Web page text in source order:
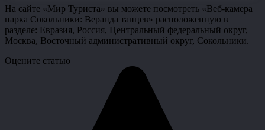
На сайте «Мир Туриста» вы можете посмотреть «Веб-камера
парка Сокольники: Веранда танцев» расположенную в
разделе: Евразия, Россия, Центральный федеральный округ,
Москва, Восточный административный округ, Сокольники.
Оцените статью